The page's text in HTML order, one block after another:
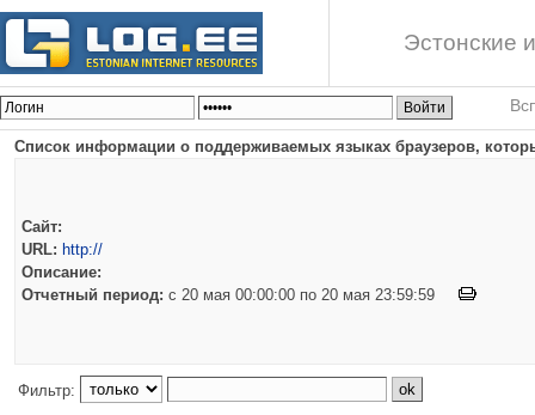
Эстонские
Список информации о поддерживаемых языках браузеров,
Сайт:
URL: http://
Описание:
Отчетный период: c 20 мая 00:00:00 по 20 мая 23:59:59
Фильтр: